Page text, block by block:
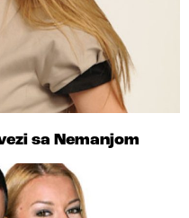
sa Nemanjom